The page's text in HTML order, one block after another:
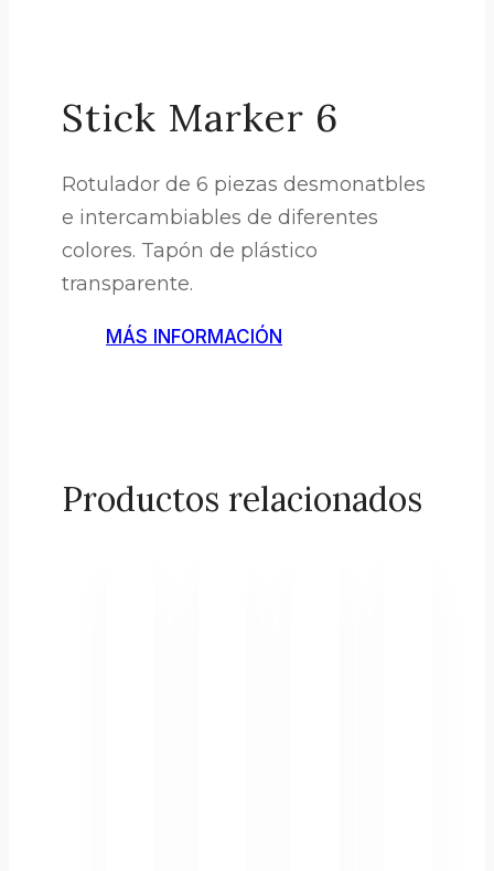
Stick Marker 6
Rotulador de 6 piezas desmonatbles
e intercambiables de diferentes
colores. Tapón de plástico
transparente.
MÁS INFORMACIÓN
Productos relacionados